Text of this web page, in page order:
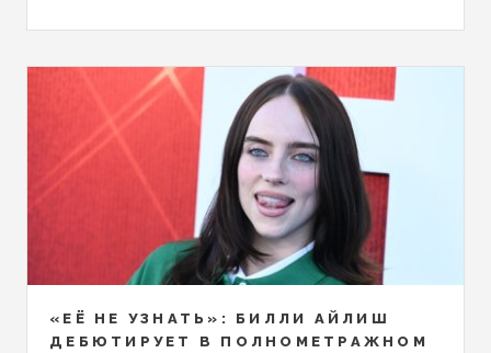
«ЕЁ НЕ УЗНАТЬ»: БИЛЛИ АЙЛИШ
ДЕБЮТИРУЕТ В ПОЛНОМЕТРАЖНОМ